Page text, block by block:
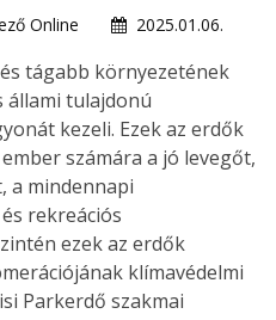
Online
2025.01.06.
tágabb környezetének
állami tulajdonú
kezeli. Ezek az erdők
számára a jó levegőt,
a mindennapi
rekreációs
ezek az erdők
klímavédelmi
Parkerdő szakmai